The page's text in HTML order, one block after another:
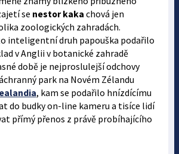
se nestor kaka chová jen
zoologických zahradách.
inteligentní druh papouška podařilo
v Anglii v botanické zahradě
době je nejproslulejší odchovy
park na Novém Zélandu
, kam se podařilo hnízdícímu
do budky on-line kameru a tisíce lidí
přímý přenos z právě probíhajícího